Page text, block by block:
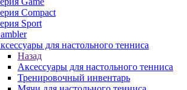
Compact
Sport
для настольного тенниса
Назад
Аксессуары для настольного тенниса
Тренировочный инвентарь